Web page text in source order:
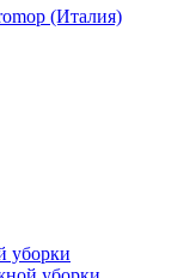
(Италия)
уборки